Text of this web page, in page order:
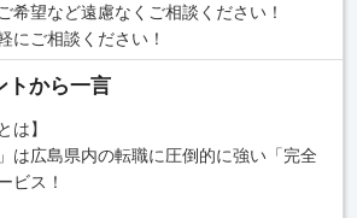
希望など遠慮なくご相談ください！
にご相談ください！
トから一言
は】
は広島県内の転職に圧倒的に強い「完全
ビス！